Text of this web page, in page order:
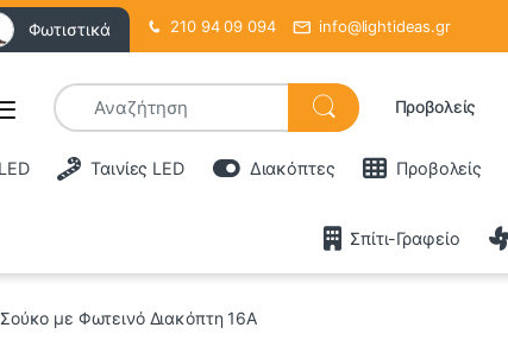
Φωτιστικά 210 94 09 094 info@lightideas.gr
Προβολείς
LED Ταινίες LED Διακόπτες Προβολείς
Σπίτι-Γραφείο
με Φωτεινό Διακόπτη 16Α